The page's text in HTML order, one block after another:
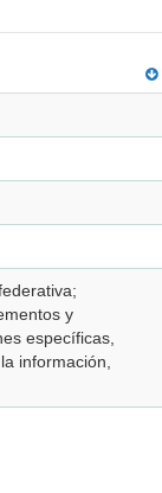
y
específicas,
información,